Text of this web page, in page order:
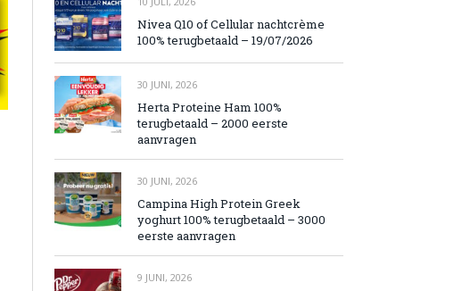
Nivea Q10 of Cellular nachtcrème
100% terugbetaald – 19/07/2026
30 JUNI, 2026
Herta Proteine Ham 100%
terugbetaald – 2000 eerste
aanvragen
30 JUNI, 2026
Campina High Protein Greek
yoghurt 100% terugbetaald – 3000
eerste aanvragen
9 JUNI, 2026